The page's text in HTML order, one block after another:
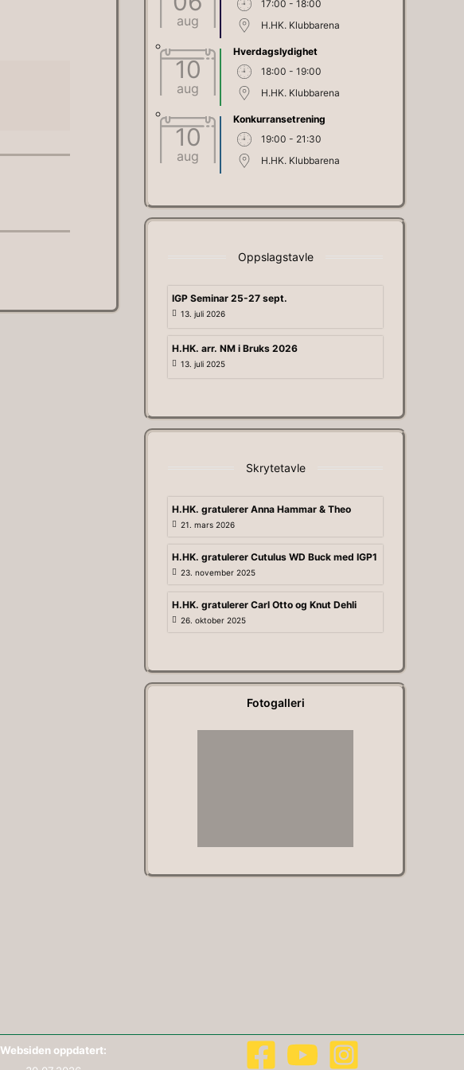
aug
17:00 - 18:00
H.HK. Klubbarena
10
aug
Hverdagslydighet
18:00 - 19:00
H.HK. Klubbarena
10
aug
Konkurransetrening
19:00 - 21:30
H.HK. Klubbarena
Oppslagstavle
IGP Seminar 25-27 sept.
13. juli 2026
H.HK. arr. NM i Bruks 2026
13. juli 2025
Skrytetavle
H.HK. gratulerer Anna Hammar & Theo
21. mars 2026
H.HK. gratulerer Cutulus WD Buck med IGP1
23. november 2025
H.HK. gratulerer Carl Otto og Knut Dehli
26. oktober 2025
Fotogalleri
Websiden oppdatert: